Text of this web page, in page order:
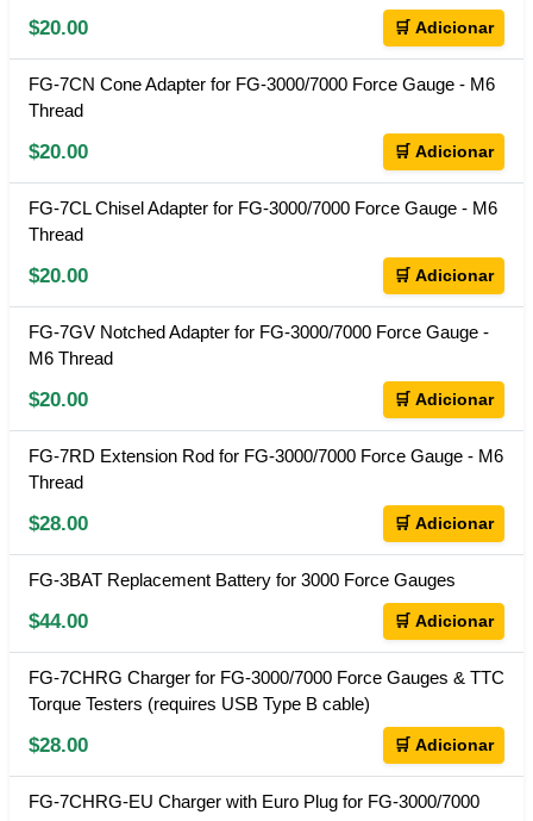
$20.00 🛒 Adicionar
FG-7CN Cone Adapter for FG-3000/7000 Force Gauge - M6
Thread
$20.00 🛒 Adicionar
FG-7CL Chisel Adapter for FG-3000/7000 Force Gauge - M6
Thread
$20.00 🛒 Adicionar
FG-7GV Notched Adapter for FG-3000/7000 Force Gauge -
M6 Thread
$20.00 🛒 Adicionar
FG-7RD Extension Rod for FG-3000/7000 Force Gauge - M6
Thread
$28.00 🛒 Adicionar
FG-3BAT Replacement Battery for 3000 Force Gauges
$44.00 🛒 Adicionar
FG-7CHRG Charger for FG-3000/7000 Force Gauges & TTC
Torque Testers (requires USB Type B cable)
$28.00 🛒 Adicionar
FG-7CHRG-EU Charger with Euro Plug for FG-3000/7000